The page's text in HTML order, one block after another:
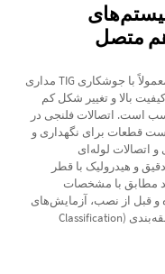
متصل
لوله‌های فولاد ضدزنگ در سیستم‌های دریایی معمولاً با جوشکاری TIG مداری
بالا و تغییر شکل کم
است. اتصالات فلنجی در
قطعات برای نگهداری و
اتصالات لوله‌ای
و هیدرولیک با قطر
مطابق با مشخصات
قبل از نصب، آزمایش‌های
لازم را برای انطباق با الزامات سازمان‌های طبقه‌بندی (Classification